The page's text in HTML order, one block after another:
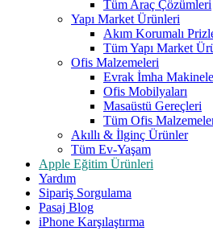
Tüm Araç Çözümleri
Yapı Market Ürünleri
Akım Korumalı
Tüm Yapı Market
Ofis Malzemeleri
Evrak İmha
Ofis Mobilyaları
Masaüstü Gereçleri
Tüm Ofis
Akıllı & İlginç Ürünler
Tüm Ev-Yaşam
Apple Eğitim Ürünleri
Yardım
Sipariş Sorgulama
Pasaj Blog
iPhone Karşılaştırma